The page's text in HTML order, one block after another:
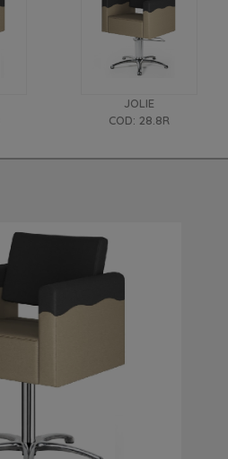
JOLIE
COD: 28.8R